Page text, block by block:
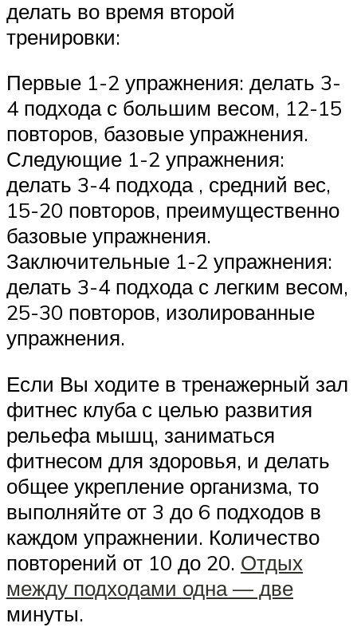
делать во время второй
тренировки:
Первые 1-2 упражнения: делать 3-
4 подхода с большим весом, 12-15
повторов, базовые упражнения.
Следующие 1-2 упражнения:
делать 3-4 подхода , средний вес,
15-20 повторов, преимущественно
базовые упражнения.
Заключительные 1-2 упражнения:
делать 3-4 подхода с легким весом,
25-30 повторов, изолированные
упражнения.
Если Вы ходите в тренажерный зал
фитнес клуба с целью развития
рельефа мышц, заниматься
фитнесом для здоровья, и делать
общее укрепление организма, то
выполняйте от 3 до 6 подходов в
каждом упражнении. Количество
повторений от 10 до 20. Отдых
между подходами одна — две
минуты.